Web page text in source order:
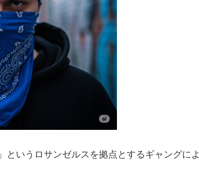
」というロサンゼルスを拠点とするギャングによ